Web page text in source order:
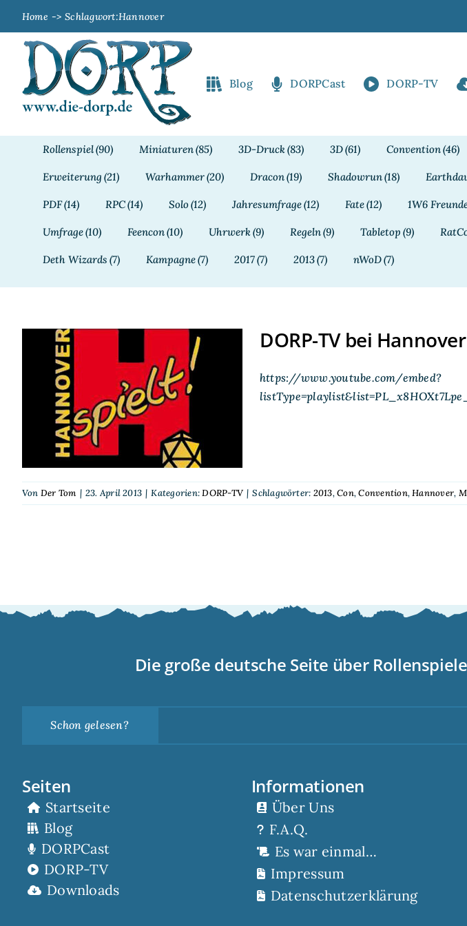
springen
Home Schlagwort:Hannover
Blog DORPCast DORP-TV
Rollenspiel(90) Miniaturen(85) 3D-Druck(83) 3D(61) Convention(46)
Erweiterung (21) Warhammer(20) Dracon(19) Shadowrun(18)
PDF(14) RPC(14) Solo(12) Jahresumfrage(12) Fate(12) 1W6
Umfrage(10) Feencon(10) Uhrwerk(9) Regeln(9) Tabletop (9)
Deth Wizards (7) Kampagne(7) 2017(7) 2013(7) nWoD(7)
DORP-TV bei Hannover
spielt! 2013
DORP-TV bei
https://www.youtube.com/embed?
Von Der Tom | 23. April 2013 | Kategorien:DORP-TV | Schlagwörter: 2013,Con,Convention,Hannover,
Die große deutsche Seite über
Schon gelesen?
Seiten
Startseite
Blog
DORPCast
DORP-TV
Downloads
Informationen
Über Uns
F.A.Q.
Es war einmal…
Impressum
Datenschutzerklärung